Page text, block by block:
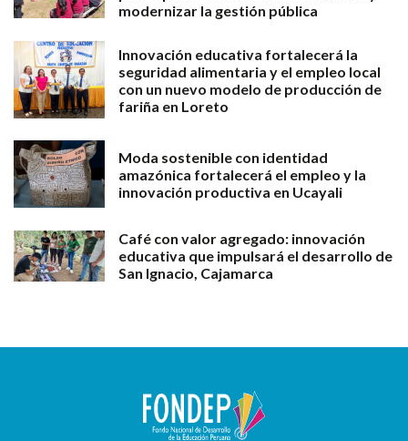
modernizar la gestión pública
Innovación educativa fortalecerá la
seguridad alimentaria y el empleo local
con un nuevo modelo de producción de
fariña en Loreto
Moda sostenible con identidad
amazónica fortalecerá el empleo y la
innovación productiva en Ucayali
Café con valor agregado: innovación
educativa que impulsará el desarrollo de
San Ignacio, Cajamarca